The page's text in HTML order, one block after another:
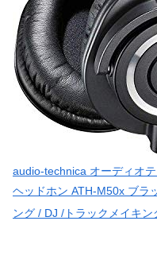
audio-technica オーディオ
ヘッドホン ATH-M50x ブラ
ング / DJ /トラックメイキン